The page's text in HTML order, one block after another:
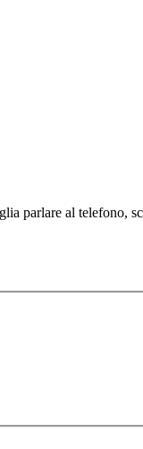
parlare al telefono,